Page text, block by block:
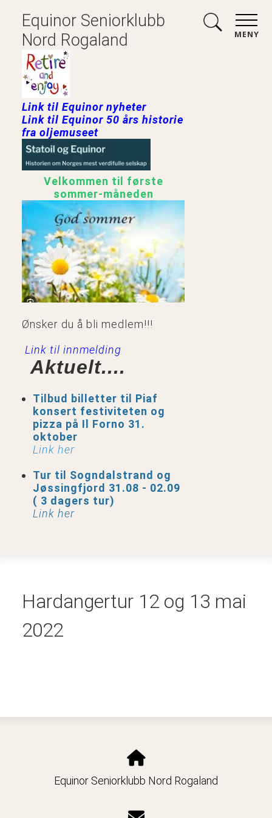
Equinor Seniorklubb
Nord Rogaland
Link til Equinor nyheter
Link til Equinor 50 års historie
fra oljemuseet
Velkommen til første
sommer-måneden
Ønsker du å bli medlem!!!
Link til innmelding
Aktuelt....
Tilbud billetter til Piaf
konsert festiviteten og
pizza på Il Forno 31.
oktober
Link her
Tur til Sogndalstrand og
Jøssingfjord 31.08 - 02.09
( 3 dagers tur)
Link her
MENY
Hardangertur 12 og 13 mai
2022
Equinor Seniorklubb Nord Rogaland